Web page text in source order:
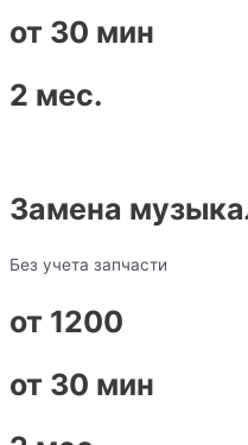
от 30 мин
2 мес.
Замена
Без учета запчасти
от 1200
от 30 мин